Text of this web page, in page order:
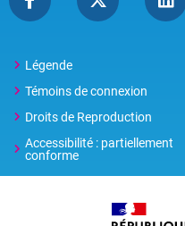
Légende
Témoins de connexion
Droits de Reproduction
Accessibilité : partiellement
conforme